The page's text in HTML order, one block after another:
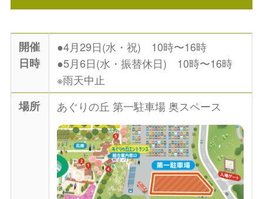
開催
日時
●4月29日(水・祝) 10時〜16時
●5月6日(水・振替休日) 10時〜16時
※雨天中止
場所
あぐりの丘 第一駐車場 奥スペース